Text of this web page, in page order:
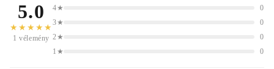
5.0
★★★★★
1 vélemény
4★
0
3★
0
2★
0
1★
0